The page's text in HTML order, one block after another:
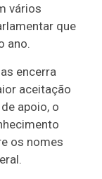
vários
que
ano.
encerra
aceitação
apoio, o
os nomes